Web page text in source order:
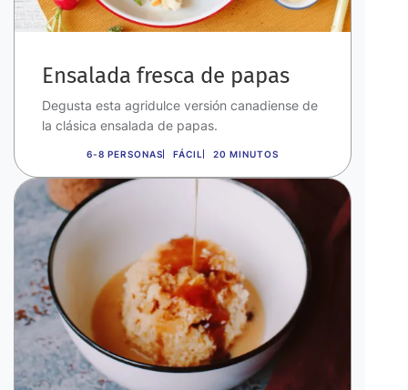
Ensalada fresca de papas
Degusta esta agridulce versión canadiense de
la clásica ensalada de papas.
6-8 PERSONAS FÁCIL 20 MINUTOS
Imagen